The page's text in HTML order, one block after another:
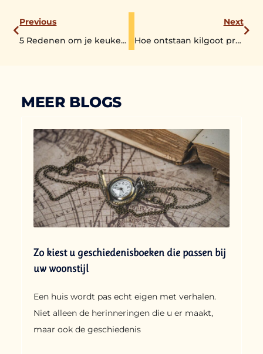
Previous
5 Redenen om je keuken te vernieuwen
Next
Hoe ontstaan kilgoot problemen en hoe los je die op?
MEER BLOGS
Zo kiest u geschiedenisboeken die passen bij
uw woonstijl
Een huis wordt pas echt eigen met verhalen.
Niet alleen de herinneringen die u er maakt,
maar ook de geschiedenis